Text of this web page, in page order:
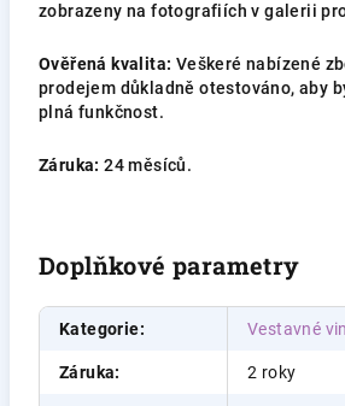
zobrazeny na fotografiích v galerii
Ověřená kvalita: Veškeré nabízené
prodejem důkladně otestováno, aby
plná funkčnost.
Záruka:24 měsíců.
Doplňkové parametry
Kategorie: Vestavné
Záruka: 2 roky